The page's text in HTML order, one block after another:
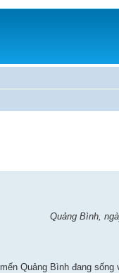
Quảng Bình,
Quảng Bình đang sống